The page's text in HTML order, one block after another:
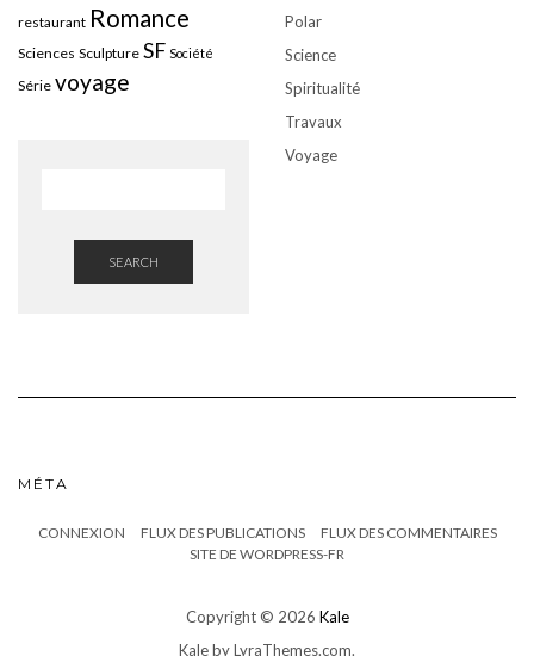
restaurant Romance
Sciences Sculpture SF Société
Série voyage
SEARCH
Polar
Science
Spiritualité
Travaux
Voyage
MÉTA
CONNEXION FLUX DES PUBLICATIONS
FLUX DES COMMENTAIRES
SITE DE WORDPRESS-FR
Copyright © 2026 Kale
Kaleby LyraThemes.com.